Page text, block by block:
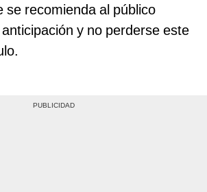
se recomienda al público
y no perderse este